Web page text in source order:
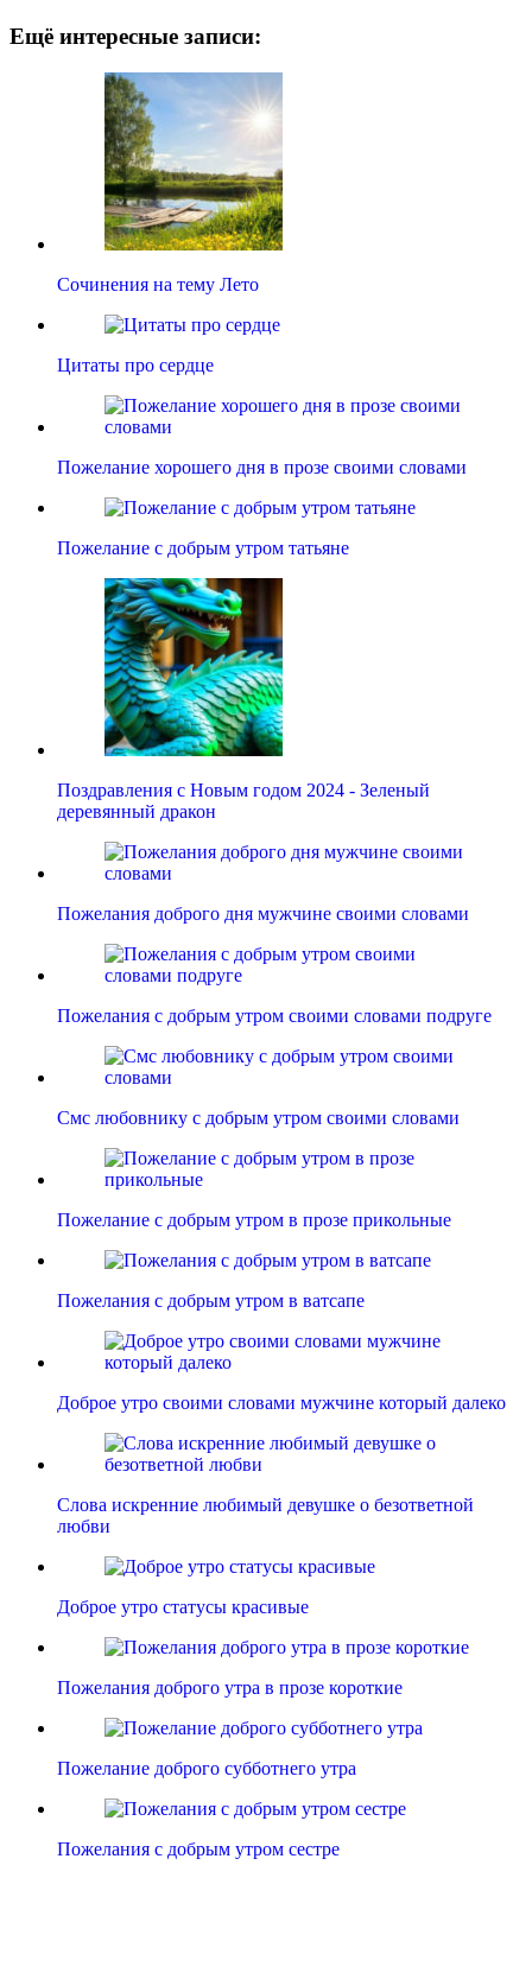
Ещё интересные записи:
Сочинения на тему Лето
Цитаты про сердце
Пожелание хорошего дня в прозе своими словами
Пожелание с добрым утром татьяне
Поздравления с Новым годом 2024 - Зеленый
деревянный дракон
Пожелания доброго дня мужчине своими словами
Пожелания с добрым утром своими словами подруге
Смс любовнику с добрым утром своими словами
Пожелание с добрым утром в прозе прикольные
Пожелания с добрым утром в ватсапе
Доброе утро своими словами мужчине который далеко
Слова искренние любимый девушке о безответной
любви
Доброе утро статусы красивые
Пожелания доброго утра в прозе короткие
Пожелание доброго субботнего утра
Пожелания с добрым утром сестре